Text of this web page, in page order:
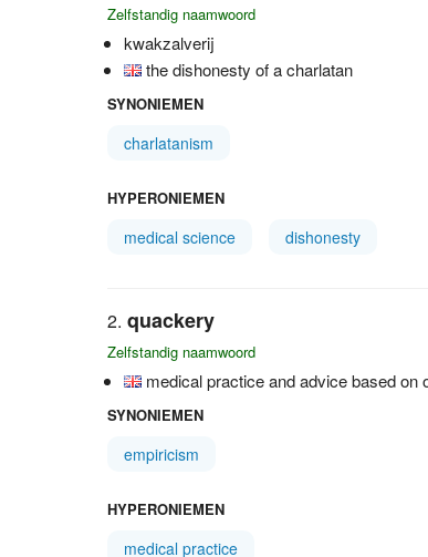
Zelfstandig naamwoord
kwakzalverij
the dishonesty of a charlatan
SYNONIEMEN
charlatanism
HYPERONIEMEN
medical science dishonesty
quackery
Zelfstandig naamwoord
medical practice and advice based
SYNONIEMEN
empiricism
HYPERONIEMEN
medical practice